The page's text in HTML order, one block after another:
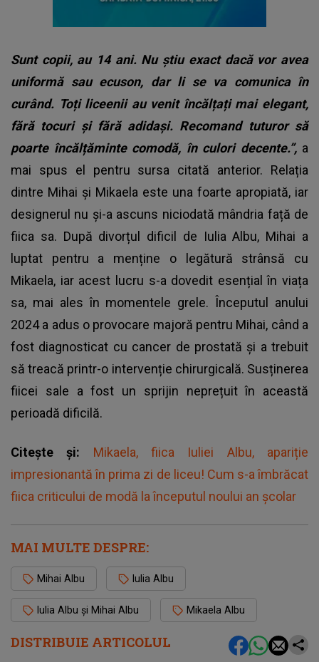
DISTRIBUIE ARTICOLUL
Sunt copii, au 14 ani. Nu știu exact dacă vor avea
uniformă sau ecuson, dar li se va comunica în
curând. Toți liceenii au venit încălțați mai elegant,
fără tocuri și fără adidași. Recomand tuturor să
poarte încălțăminte comodă, în culori decente.”, a
mai spus el pentru sursa citată anterior. Relația
dintre Mihai și Mikaela este una foarte apropiată, iar
designerul nu și-a ascuns niciodată mândria față de
fiica sa. După divorțul dificil de Iulia Albu, Mihai a
luptat pentru a menține o legătură strânsă cu
Mikaela, iar acest lucru s-a dovedit esențial în viața
sa, mai ales în momentele grele. Începutul anului
2024 a adus o provocare majoră pentru Mihai, când a
fost diagnosticat cu cancer de prostată și a trebuit
să treacă printr-o intervenție chirurgicală. Susținerea
fiicei sale a fost un sprijin neprețuit în această
perioadă dificilă.
Citește și: Mikaela, fiica Iuliei Albu, apariție
impresionantă în prima zi de liceu! Cum s-a îmbrăcat
fiica criticului de modă la începutul noului an școlar
MAI MULTE DESPRE:
Mihai Albu Iulia Albu
Iulia Albu și Mihai Albu Mikaela Albu